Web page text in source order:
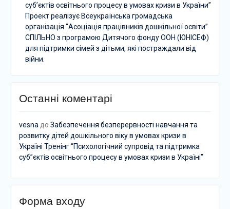
суб’єктів освітнього процесу в умовах кризи в України”
Проект реалізує Всеукраїнська громадська
організація “Асоціація працівників дошкільної освіти”
СПІЛЬНО з програмою Дитячого фонду ООН (ЮНІСЕФ)
для підтримки сімей з дітьми, які постраждали від
війни.
Останні коментарі
vesna до Забезпечення безперервності навчання та
розвитку дітей дошкільного віку в умовах кризи в
Україні Тренінг “Психологічний супровід та підтримка
суб”єктів освітнього процесу в умовах кризи в Україні”
Форма входу